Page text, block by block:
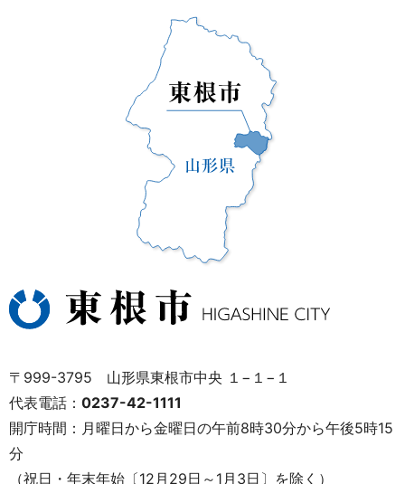
〒999-3795 山形県東根市中央 １−１−１
代表電話： 0237-42-1111
開庁時間：月曜日から金曜日の午前8時30分から午後5時15
分
（祝日・年末年始〔12月29日～1月3日〕を除く）